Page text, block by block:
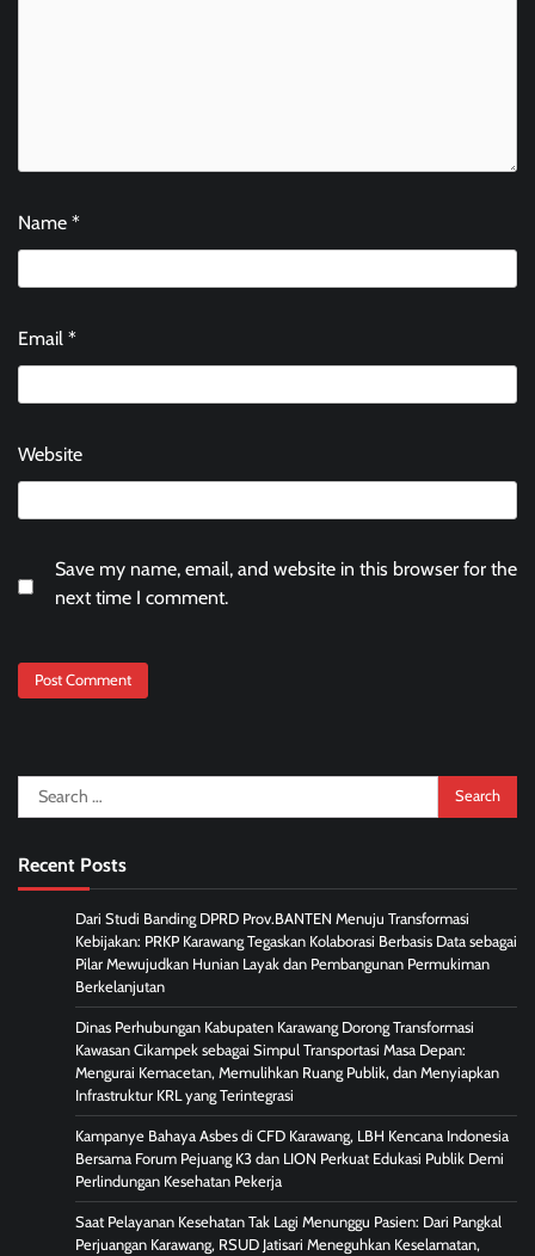
Name *
Email *
Website
Save my name, email, and website in this browser for the
next time I comment.
Search
for:
Recent Posts
Dari Studi Banding DPRD Prov.BANTEN Menuju Transformasi
Kebijakan: PRKP Karawang Tegaskan Kolaborasi Berbasis Data sebagai
Pilar Mewujudkan Hunian Layak dan Pembangunan Permukiman
Berkelanjutan
Dinas Perhubungan Kabupaten Karawang Dorong Transformasi
Kawasan Cikampek sebagai Simpul Transportasi Masa Depan:
Mengurai Kemacetan, Memulihkan Ruang Publik, dan Menyiapkan
Infrastruktur KRL yang Terintegrasi
Kampanye Bahaya Asbes di CFD Karawang, LBH Kencana Indonesia
Bersama Forum Pejuang K3 dan LION Perkuat Edukasi Publik Demi
Perlindungan Kesehatan Pekerja
Saat Pelayanan Kesehatan Tak Lagi Menunggu Pasien: Dari Pangkal
Perjuangan Karawang, RSUD Jatisari Meneguhkan Keselamatan,